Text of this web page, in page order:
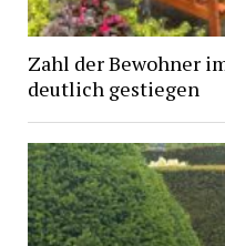
Zahl der Bewohner
deutlich gestiegen